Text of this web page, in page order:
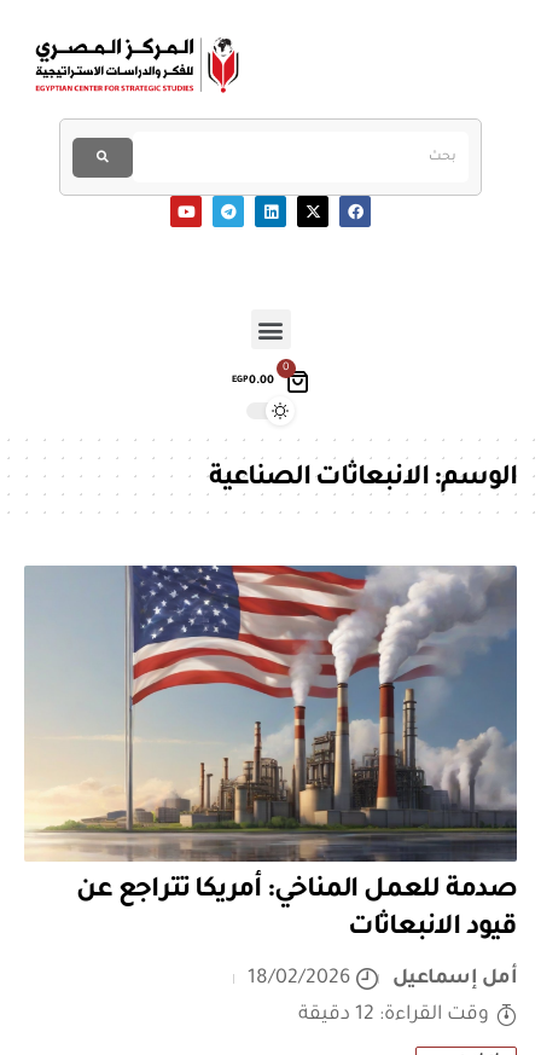
0
EGP0.00
الوسم:الانبعاثات الصناعية
صدمة للعمل المناخي: أمريكا تتراجع عن
قيود الانبعاثات
أمل إسماعيل
18/02/2026
وقت القراءة: 12 دقيقة